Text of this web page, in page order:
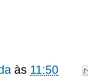
às 11:50